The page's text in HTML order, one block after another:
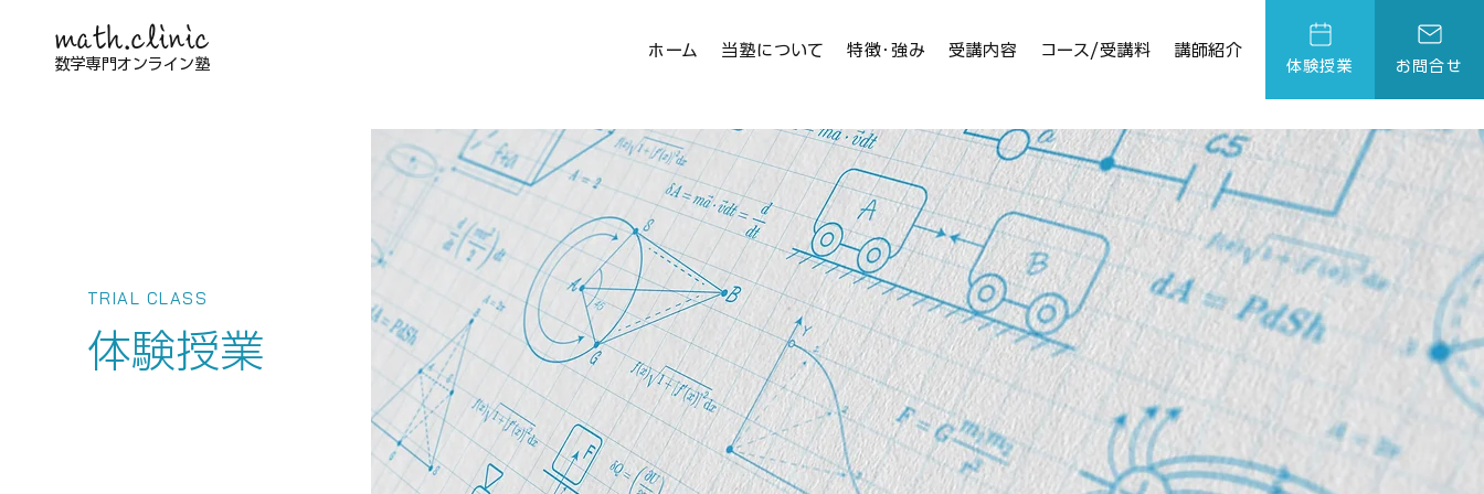
math.clinic
数学専門オンライン塾
ホーム 当塾について 特徴･強み 受講内容 コース/受講料 講師紹介
体験授業 お問合せ
TRIAL CLASS
体験授業